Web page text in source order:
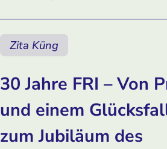
Zita Küng
30 Jahre FRI – Von
und einem
zum Jubiläum des